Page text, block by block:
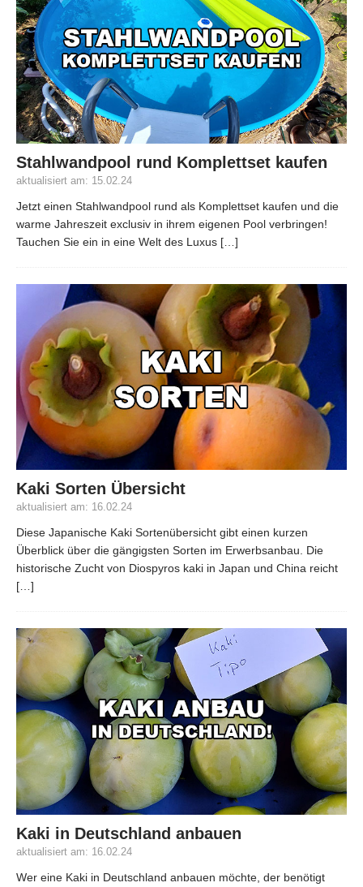
Stahlwandpool rund Komplettset kaufen
aktualisiert am: 15.02.24
Jetzt einen Stahlwandpool rund als Komplettset kaufen und die
warme Jahreszeit exclusiv in ihrem eigenen Pool verbringen!
Tauchen Sie ein in eine Welt des Luxus […]
Kaki Sorten Übersicht
aktualisiert am: 16.02.24
Diese Japanische Kaki Sortenübersicht gibt einen kurzen
Überblick über die gängigsten Sorten im Erwerbsanbau. Die
historische Zucht von Diospyros kaki in Japan und China reicht
[…]
Kaki in Deutschland anbauen
aktualisiert am: 16.02.24
Wer eine Kaki in Deutschland anbauen möchte, der benötigt